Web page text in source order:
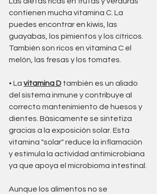
contienen mucha vitamina C. La
puedes encontrar en kiwis, las
guayabas, los pimientos y los cítricos.
También son ricos en vitamina C el
melón, las fresas y los tomates.
• La vitamina D también es un aliado
del sistema inmune y contribuye al
correcto mantenimiento de huesos y
dientes. Básicamente se sintetiza
gracias a la exposición solar. Esta
vitamina "solar" reduce la inflamación
y estimula la actividad antimicrobiana
ya que apoya el microbioma intestinal.
Aunque los alimentos no se